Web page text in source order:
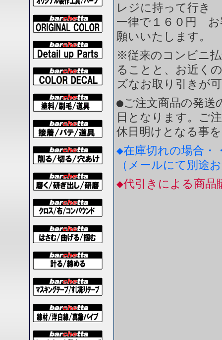
レジに持って行き
一律で１６０円 お
願いいたします。
※従来のコンビニ
ることと、お近く
ズなお取り引きが
●ご注文商品の発送
日となります。ご
休日明けとなる事
◆在庫切れの場合・
（メールにて別途
◆代引きによる商品